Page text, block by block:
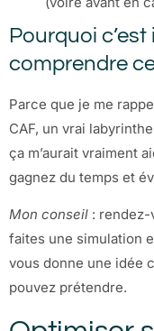
Pourquoi
comprendre
Parce que je me
CAF, un vrai
ça m’aurait vraiment
gagnez du temps et
Mon conseil : rendez-
faites une simulation
vous donne une idée
pouvez prétendre.